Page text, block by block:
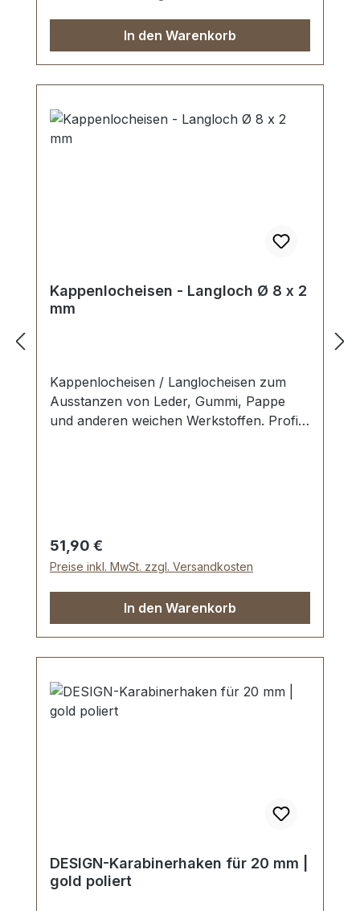
In den Warenkorb
Kappenlocheisen - Langloch Ø 8 x 2
mm
Kappenlocheisen / Langlocheisen zum
Ausstanzen von Leder, Gummi, Pappe
und anderen weichen Werkstoffen. Profi-
lackiert. Lieferumfang: 1 Stück
Kappenlocheisen Ø 8 x 2 mm Die Arbeit
mit Schonhammer und Schlagunterlage
wird dringend empfohlen.
Regulärer Preis:
51,90 €
Preise inkl. MwSt. zzgl. Versandkosten
In den Warenkorb
DESIGN-Karabinerhaken für 20 mm |
gold poliert